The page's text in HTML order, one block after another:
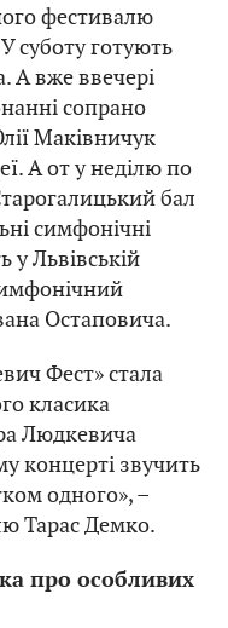
фестивалю
суботу готують
А вже ввечері
сопрано
Маківничук
А от у неділю по
бал
симфонічні
Львівській
Остаповича.
Фест» стала
класика
Людкевича
концерті звучить
одного», –
Тарас Демко.
про особливих